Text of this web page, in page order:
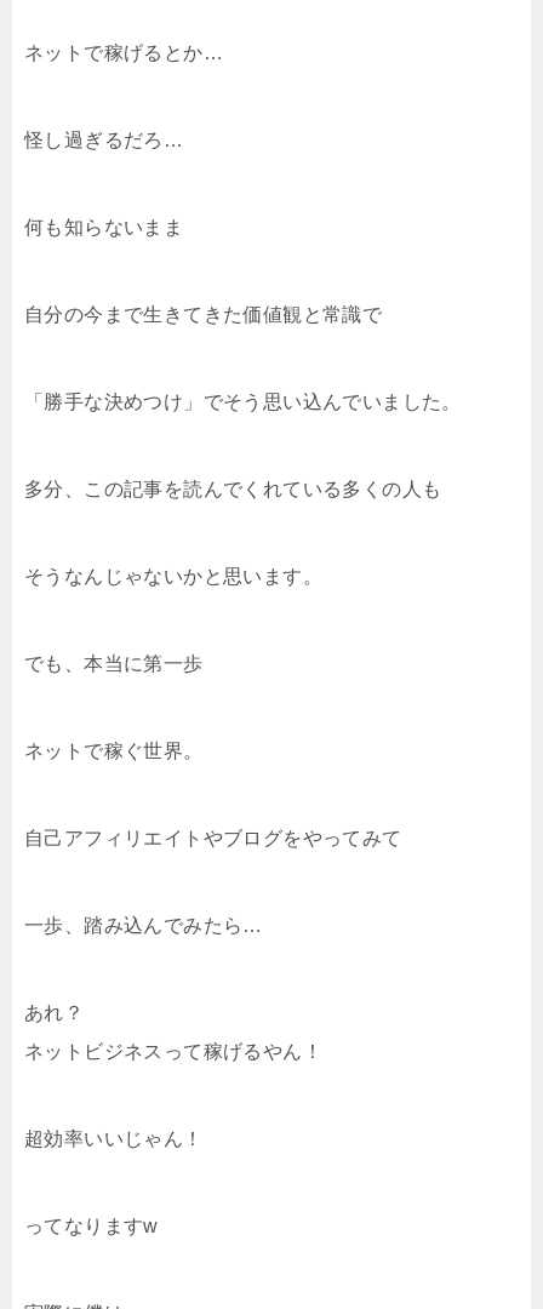
ネットで稼げるとか…
怪し過ぎるだろ…
何も知らないまま
自分の今まで生きてきた価値観と常識で
「勝手な決めつけ」でそう思い込んでいました。
多分、この記事を読んでくれている多くの人も
そうなんじゃないかと思います。
でも、本当に第一歩
ネットで稼ぐ世界。
自己アフィリエイトやブログをやってみて
一歩、踏み込んでみたら…
あれ？
ネットビジネスって稼げるやん！
超効率いいじゃん！
ってなりますw